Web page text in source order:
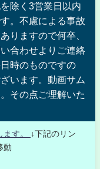
除く3営業日以内
。不慮による事故
りますので何卒、
合わせよりご連絡
時のものですの
います。動画サム
その点ご理解いた
ます。
↓下記のリン
動